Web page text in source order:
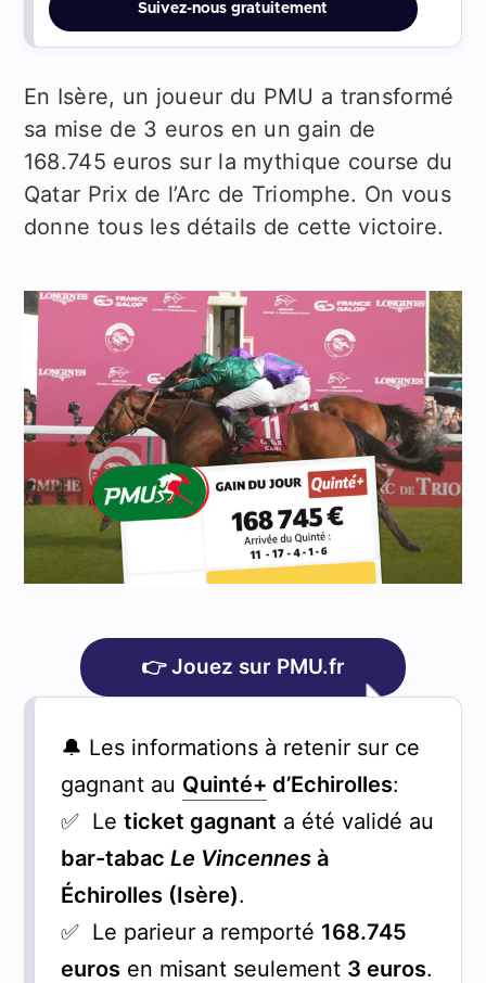
Suivez-nous gratuitement
En Isère, un joueur du PMU a transformé
sa mise de 3 euros en un gain de
168.745 euros sur la mythique course du
Qatar Prix de l’Arc de Triomphe. On vous
donne tous les détails de cette victoire.
👉 Jouez sur PMU.fr
🔔 Les informations à retenir sur ce
gagnant au Quinté+ d’Echirolles:
✅ Le ticket gagnant a été validé au
bar-tabac Le Vincennesà
Échirolles (Isère).
✅ Le parieur a remporté 168.745
eurosen misant seulement 3 euros.